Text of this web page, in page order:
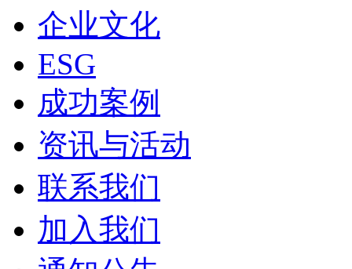
企业文化
ESG
成功案例
资讯与活动
联系我们
加入我们